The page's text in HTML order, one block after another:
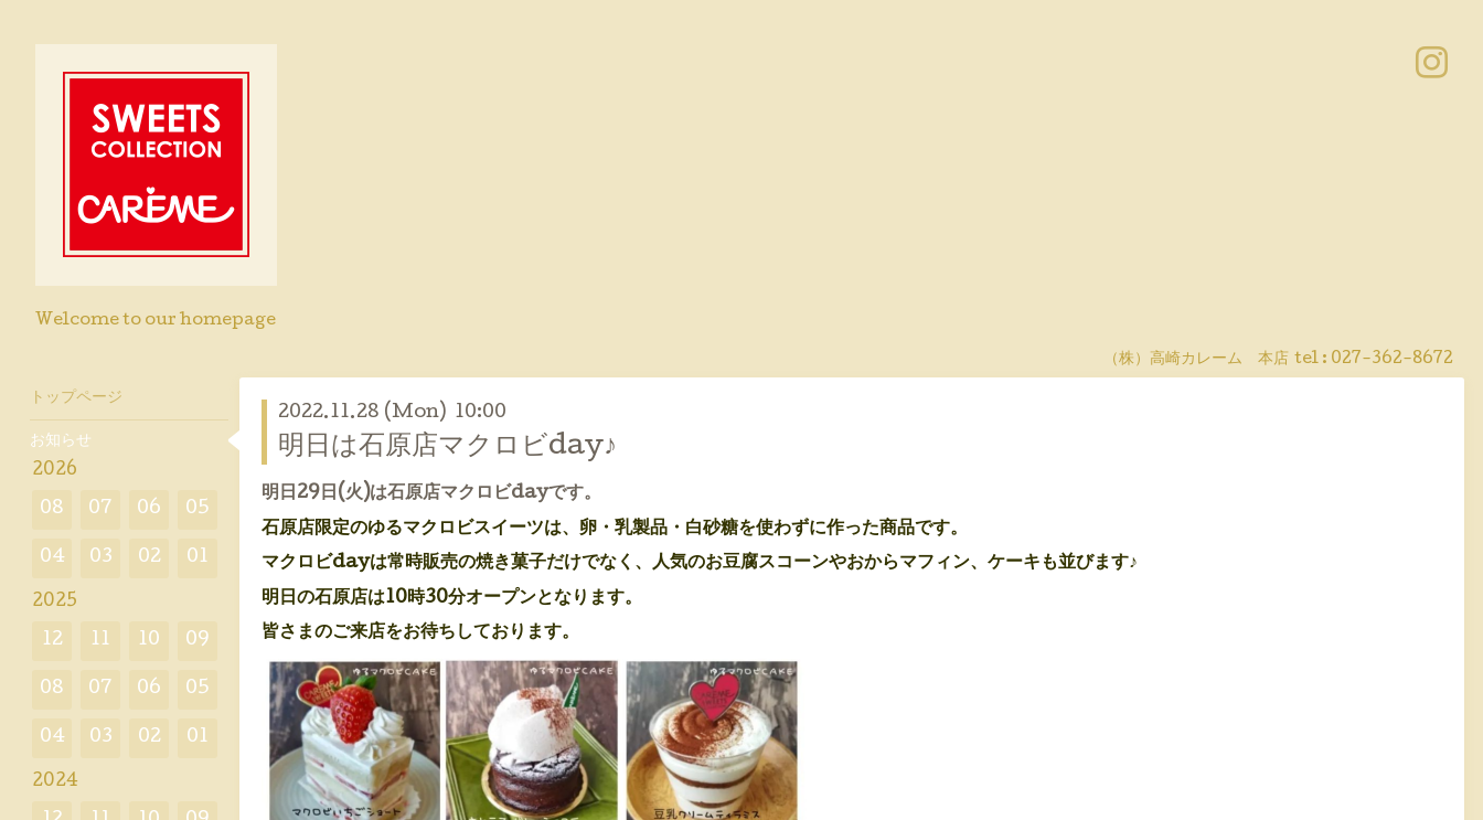
Welcome to our homepage
（株）高崎カレーム 本店 tel : 027-362-8672
2022.11.28 (Mon) 10:00
明日は石原店マクロビday♪
明日29日(火)は石原店マクロビdayです。
石原店限定のゆるマクロビスイーツは、卵・乳製品・白砂糖を使わずに作った商品です。
マクロビdayは常時販売の焼き菓子だけでなく、人気のお豆腐スコーンやおからマフィン、ケーキも並びます♪
明日の石原店は10時30分オープンとなります。
皆さまのご来店をお待ちしております。
トップページ
お知らせ
2026
08 07 06 05
04 03 02 01
2025
12 11 10 09
08 07 06 05
04 03 02 01
2024